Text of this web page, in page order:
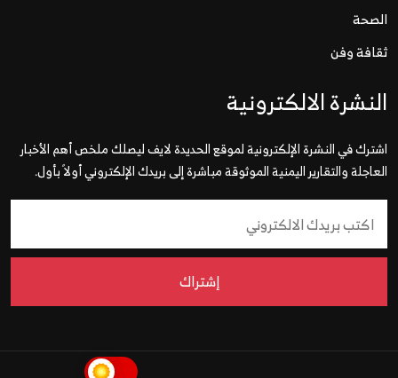
الصحة
ثقافة وفن
النشرة الالكترونية
اشترك في النشرة الإلكترونية لموقع الحديدة لايف ليصلك ملخص أهم الأخبار
العاجلة والتقارير اليمنية الموثوقة مباشرة إلى بريدك الإلكتروني أولاً بأول.
إشتراك